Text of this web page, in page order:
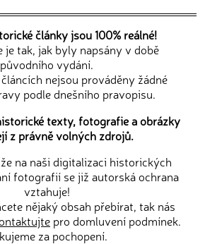
články jsou 100% reálné!
je tak, jak byly napsány v době
původního vydání.
nejsou prováděny žádné
podle dnešního pravopisu.
texty, fotografie a obrázky
z právně volných zdrojů.
na naši digitalizaci historických
fotografií se již autorská ochrana
vztahuje!
nějaký obsah přebírat, tak nás
pro domluvení podmínek.
za pochopení.